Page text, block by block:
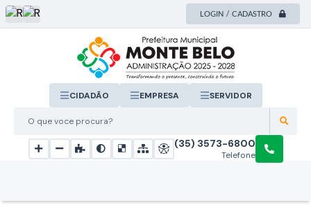
LOGIN / CADASTRO
O que voce procura?
CIDADÃO EMPRESA SERVIDOR
Telefone
(35) 3573-6800